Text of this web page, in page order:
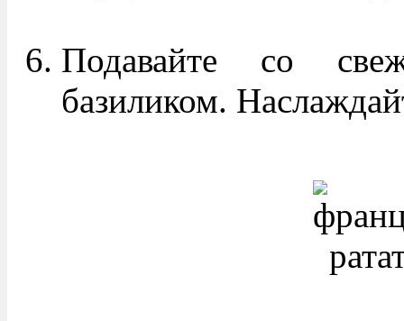
Подавайте со
базиликом.